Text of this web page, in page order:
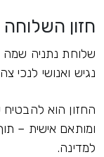
חזון השלוחה
שלוחת נתניה שמה
נגיש ואנושי לנכי
החזון הוא
ומותאם אישית –
למדינה.